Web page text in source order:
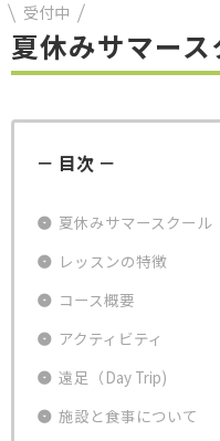
受付中
夏休みサマース
－ 目次 －
夏休みサマースクール
レッスンの特徴
コース概要
アクティビティ
遠足（Day Trip)
施設と食事について